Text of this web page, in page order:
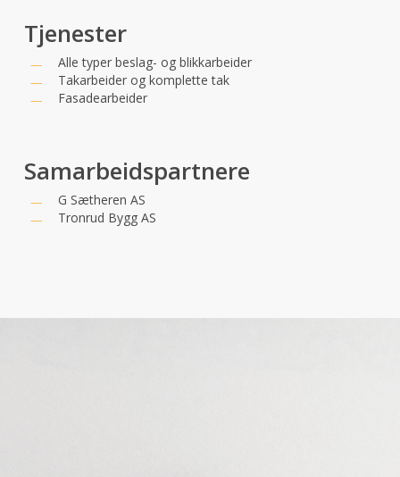
Tjenester
Alle typer beslag- og blikkarbeider
Takarbeider og komplette tak
Fasadearbeider
Samarbeidspartnere
G Sætheren AS
Tronrud Bygg AS